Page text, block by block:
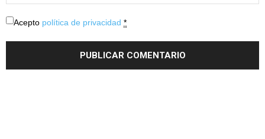
Acepto política de privacidad *